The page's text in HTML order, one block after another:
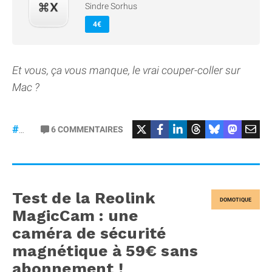
Sindre Sorhus
4€
Et vous, ça vous manque, le vrai couper-coller sur
Mac ?
6COMMENTAIRES
DOMOTIQUE
Test de la Reolink
MagicCam : une
caméra de sécurité
magnétique à 59€ sans
abonnement !